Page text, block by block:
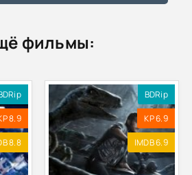
фильмы:
8.9
8.8
BDRip
KP 6.9
IMDB 6.9